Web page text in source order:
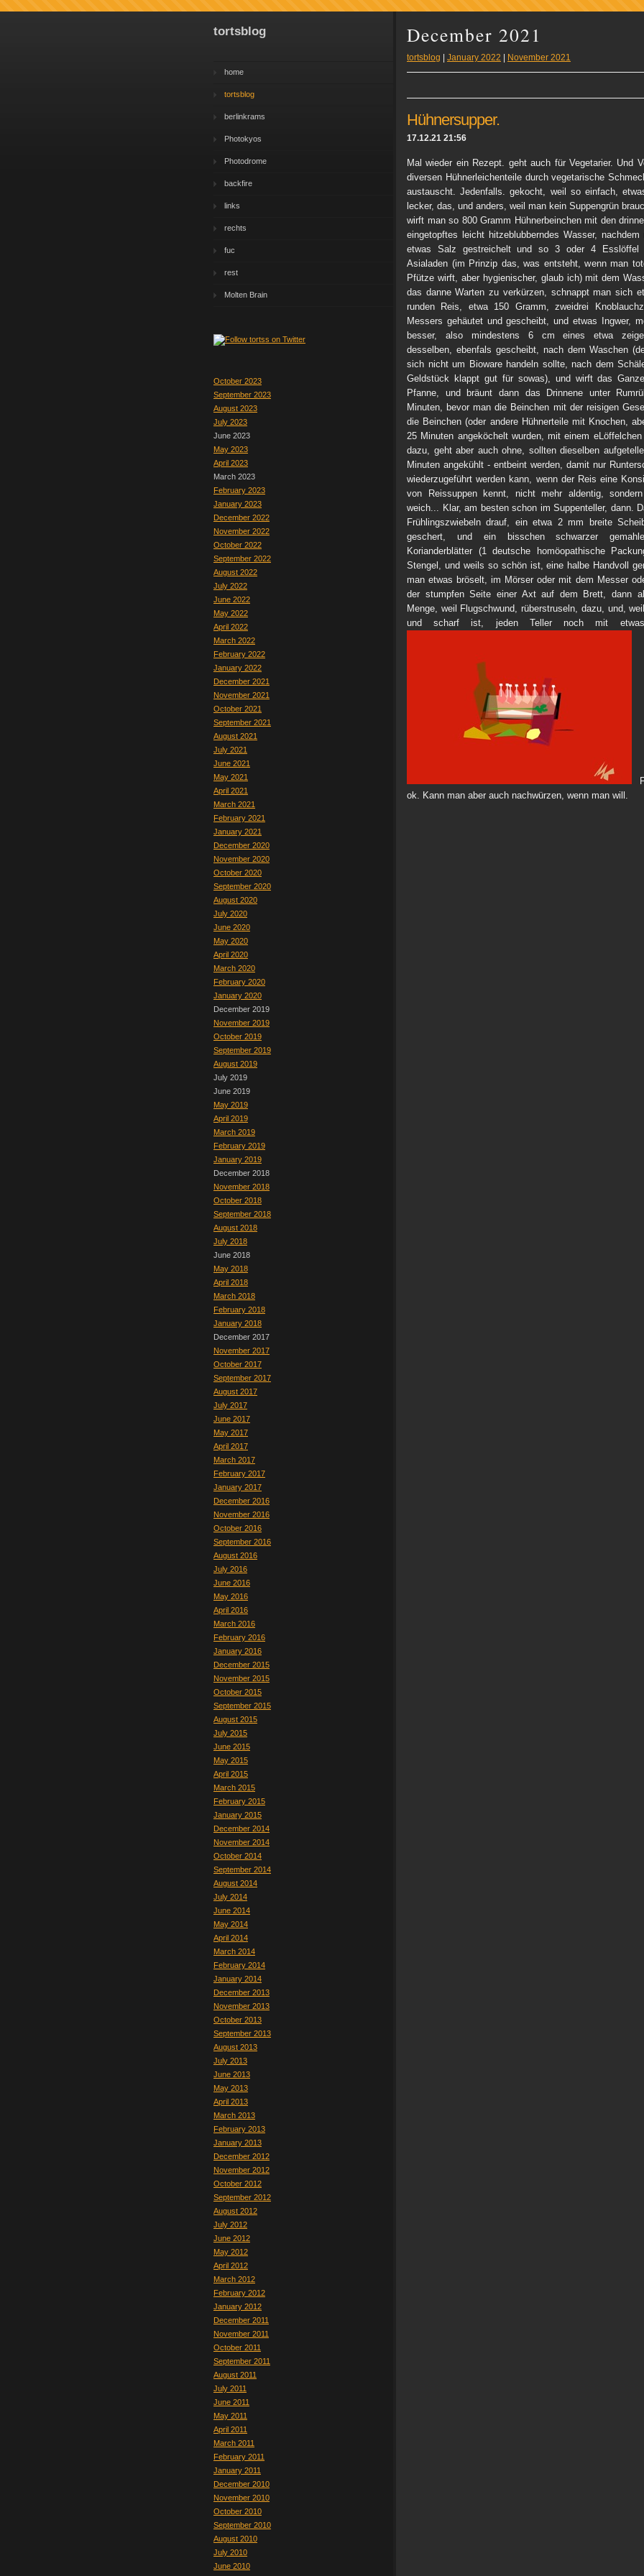
tortsblog
home
tortsblog
berlinkrams
Photokyos
Photodrome
backfire
links
rechts
fuc
rest
Molten Brain
October 2023
September 2023
August 2023
July 2023
June 2023
May 2023
April 2023
March 2023
February 2023
January 2023
December 2022
November 2022
October 2022
September 2022
August 2022
July 2022
June 2022
May 2022
April 2022
March 2022
February 2022
January 2022
December 2021
November 2021
October 2021
September 2021
August 2021
July 2021
June 2021
May 2021
April 2021
March 2021
February 2021
January 2021
December 2020
November 2020
October 2020
September 2020
August 2020
July 2020
June 2020
May 2020
April 2020
March 2020
February 2020
January 2020
December 2019
November 2019
October 2019
September 2019
August 2019
July 2019
June 2019
May 2019
April 2019
March 2019
February 2019
January 2019
December 2018
November 2018
October 2018
September 2018
August 2018
July 2018
June 2018
May 2018
April 2018
March 2018
February 2018
January 2018
December 2017
November 2017
October 2017
September 2017
August 2017
July 2017
June 2017
May 2017
April 2017
March 2017
February 2017
January 2017
December 2016
November 2016
October 2016
September 2016
August 2016
July 2016
June 2016
May 2016
April 2016
March 2016
February 2016
January 2016
December 2015
November 2015
October 2015
September 2015
August 2015
July 2015
June 2015
May 2015
April 2015
March 2015
February 2015
January 2015
December 2014
November 2014
October 2014
September 2014
August 2014
July 2014
June 2014
May 2014
April 2014
March 2014
February 2014
January 2014
December 2013
November 2013
October 2013
September 2013
August 2013
July 2013
June 2013
May 2013
April 2013
March 2013
February 2013
January 2013
December 2012
November 2012
October 2012
September 2012
August 2012
July 2012
June 2012
May 2012
April 2012
March 2012
February 2012
January 2012
December 2011
November 2011
October 2011
September 2011
August 2011
July 2011
June 2011
May 2011
April 2011
March 2011
February 2011
January 2011
December 2010
November 2010
October 2010
September 2010
August 2010
July 2010
June 2010
December 2021
tortsblog January 2022 November 2021
Hühnersupper.
17.12.21 21:56
Mal wieder ein Rezept. geht auch für Vegetarier. Und
diversen Hühnerleichenteile durch vegetarische
austauscht. Jedenfalls. gekocht, weil so einfach,
lecker, das, und anders, weil man kein Suppengrün
wirft man so 800 Gramm Hühnerbeinchen mit den
eingetopftes leicht hitzeblubberndes Wasser,
etwas Salz gestreichelt und so 3 oder 4 Esslöffel
Asialaden (im Prinzip das, was entsteht, wenn man
Pfütze wirft, aber hygienischer, glaub ich) mit dem
das danne Warten zu verkürzen, schnappt man sich
runden Reis, etwa 150 Gramm, zweidrei
Messers gehäutet und gescheibt, und etwas Ingwer,
besser, also mindestens 6 cm eines etwa
desselben, ebenfals gescheibt, nach dem Waschen
sich nicht um Bioware handeln sollte, nach dem
Geldstück klappt gut für sowas), und wirft das
Pfanne, und bräunt dann das Drinnene unter
Minuten, bevor man die Beinchen mit der reisigen
die Beinchen (oder andere Hühnerteile mit Knochen,
25 Minuten angeköchelt wurden, mit einem eLöffelchen
dazu, geht aber auch ohne, sollten dieselben
Minuten angekühlt - entbeint werden, damit nur
wiederzugeführt werden kann, wenn der Reis eine
von Reissuppen kennt, nicht mehr aldentig,
weich... Klar, am besten schon im Suppenteller, dann.
Frühlingszwiebeln drauf, ein etwa 2 mm breite
geschert, und ein bisschen schwarzer
Korianderblätter (1 deutsche homöopathische
Stengel, und weils so schön ist, eine halbe Handvoll
man etwas bröselt, im Mörser oder mit dem Messer
der stumpfen Seite einer Axt auf dem Brett, dann
Menge, weil Flugschwund, rüberstruseln, dazu, und,
und scharf ist, jeden Teller noch mit etwas
ok. Kann man aber auch nachwürzen, wenn man will.